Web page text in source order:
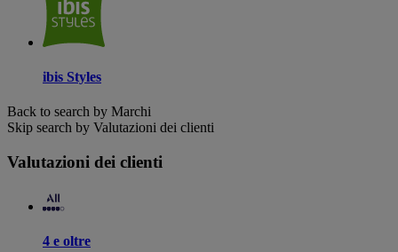
ibis Styles
Back to search by Marchi
Skip search by Valutazioni dei clienti
Valutazioni dei clienti
4 e oltre